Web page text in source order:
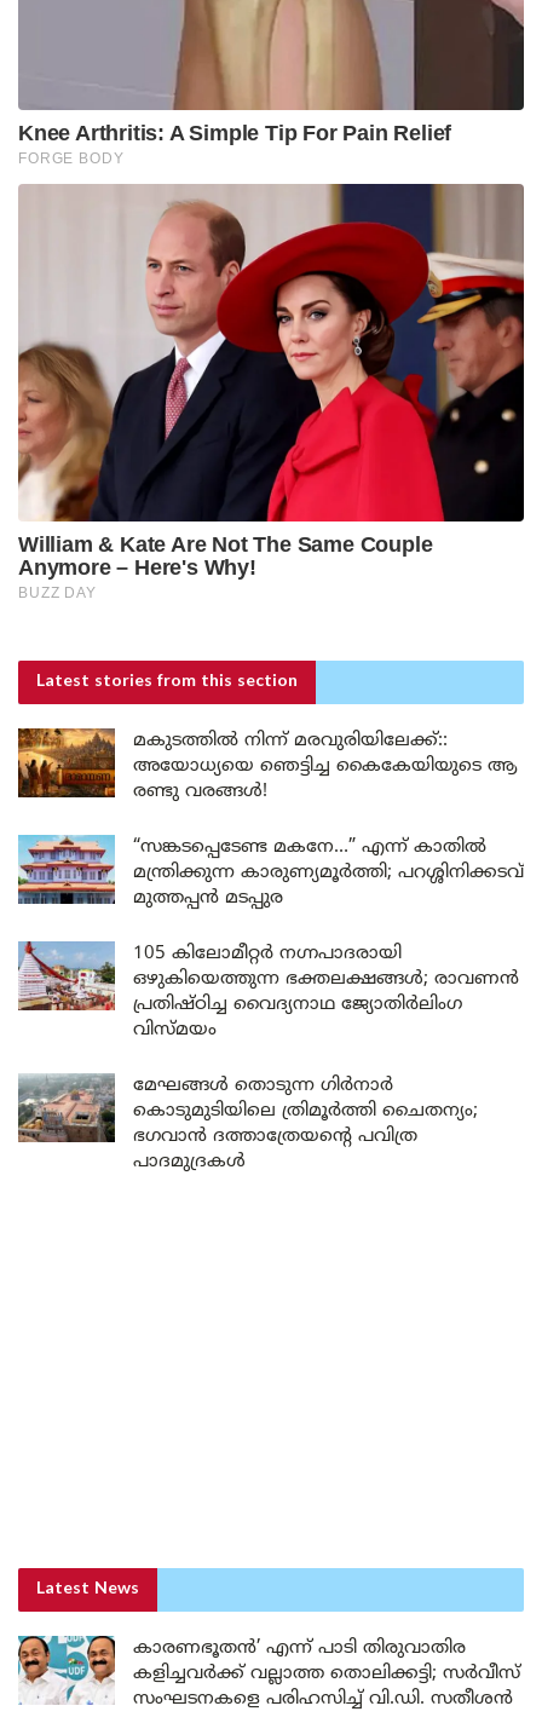
Latest stories from this section
മകുടത്തിൽ നിന്ന് മരവുരിയിലേക്ക്::
അയോധ്യയെ ഞെട്ടിച്ച കൈകേയിയുടെ ആ
രണ്ടു വരങ്ങൾ!
“സങ്കടപ്പെടേണ്ട മകനേ…” എന്ന് കാതിൽ
മന്ത്രിക്കുന്ന കാരുണ്യമൂർത്തി; പറശ്ശിനിക്കടവ്
മുത്തപ്പൻ മടപ്പുര
105 കിലോമീറ്റർ നഗ്നപാദരായി
ഒഴുകിയെത്തുന്ന ഭക്തലക്ഷങ്ങൾ; രാവണൻ
പ്രതിഷ്ഠിച്ച വൈദ്യനാഥ ജ്യോതിർലിംഗ
വിസ്മയം
മേഘങ്ങൾ തൊടുന്ന ഗിർനാർ
കൊടുമുടിയിലെ ത്രിമൂർത്തി ചൈതന്യം;
ഭഗവാൻ ദത്താത്രേയന്റെ പവിത്ര
പാദമുദ്രകൾ
Latest News
കാരണഭൂതൻ’ എന്ന് പാടി തിരുവാതിര
കളിച്ചവർക്ക് വല്ലാത്ത തൊലിക്കട്ടി; സർവീസ്
സംഘടനകളെ പരിഹസിച്ച് വി.ഡി. സതീശൻ